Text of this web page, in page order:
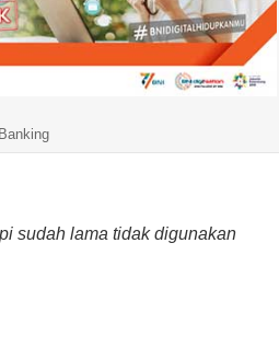
sudah lama tidak digunakan